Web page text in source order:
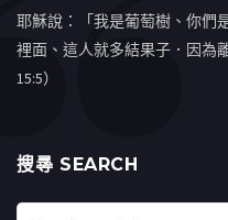
耶穌說：「我是葡萄樹、你們
裡面、這人就多結果子．因為
15:5）
搜㝷 SEARCH